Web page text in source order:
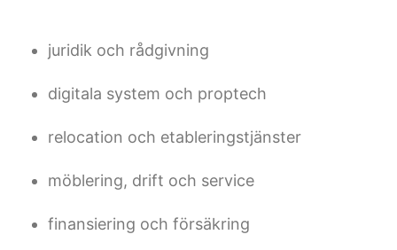
juridik och rådgivning
digitala system och proptech
relocation och etableringstjänster
möblering, drift och service
finansiering och försäkring